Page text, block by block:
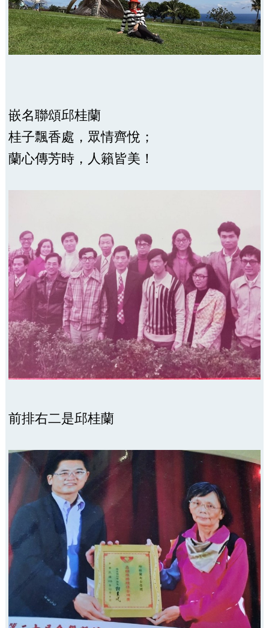
嵌名聯頌邱桂蘭
桂子飄香處，眾情齊悅；
蘭心傳芳時，人籟皆美！
前排右二是邱桂蘭